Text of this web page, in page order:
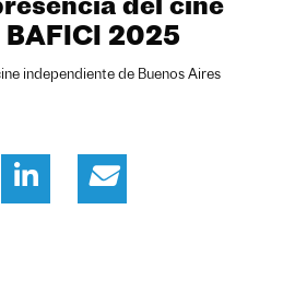
del cine
BAFICI 2025
independiente de Buenos Aires